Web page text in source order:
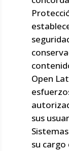
Open
sus
su